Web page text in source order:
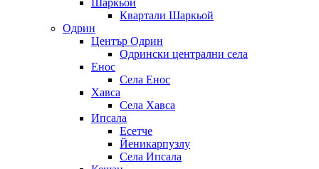
Шаркьой
Квартали Шаркьой
Одрин
Център Одрин
Одрински централни села
Енос
Села Енос
Хавса
Села Хавса
Ипсала
Есетче
Йеникарпузлу
Села Ипсала